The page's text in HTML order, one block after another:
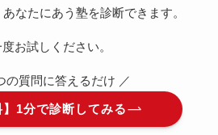
なたにあう塾を診断できます。
お試しください。
の質問に答えるだけ ／
】1分で診断してみる